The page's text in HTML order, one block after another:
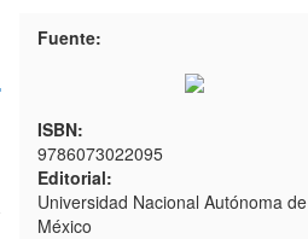
Fuente:
ISBN:
9786073022095
Editorial:
Universidad Nacional Autónoma de
México